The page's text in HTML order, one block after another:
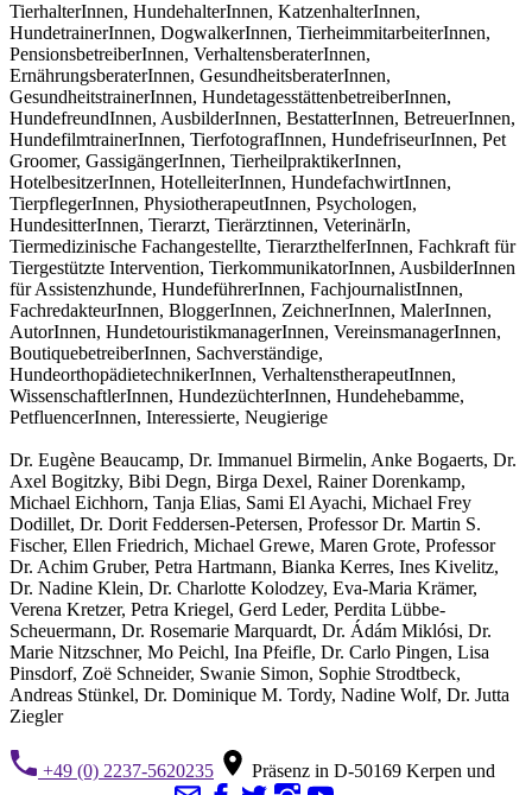
TierhalterInnen, HundehalterInnen, KatzenhalterInnen,
HundetrainerInnen, DogwalkerInnen, TierheimmitarbeiterInnen,
PensionsbetreiberInnen, VerhaltensberaterInnen,
ErnährungsberaterInnen, GesundheitsberaterInnen,
GesundheitstrainerInnen, HundetagesstättenbetreiberInnen,
HundefreundInnen, AusbilderInnen, BestatterInnen, BetreuerInnen,
HundefilmtrainerInnen, TierfotografInnen, HundefriseurInnen, Pet
Groomer, GassigängerInnen, TierheilpraktikerInnen,
HotelbesitzerInnen, HotelleiterInnen, HundefachwirtInnen,
TierpflegerInnen, PhysiotherapeutInnen, Psychologen,
HundesitterInnen, Tierarzt, Tierärztinnen, VeterinärIn,
Tiermedizinische Fachangestellte, TierarzthelferInnen, Fachkraft für
Tiergestützte Intervention, TierkommunikatorInnen, AusbilderInnen
für Assistenzhunde, HundeführerInnen, FachjournalistInnen,
FachredakteurInnen, BloggerInnen, ZeichnerInnen, MalerInnen,
AutorInnen, HundetouristikmanagerInnen, VereinsmanagerInnen,
BoutiquebetreiberInnen, Sachverständige,
HundeorthopädietechnikerInnen, VerhaltenstherapeutInnen,
WissenschaftlerInnen, HundezüchterInnen, Hundehebamme,
PetfluencerInnen, Interessierte, Neugierige
Dr. Eugène Beaucamp, Dr. Immanuel Birmelin, Anke Bogaerts, Dr.
Axel Bogitzky, Bibi Degn, Birga Dexel, Rainer Dorenkamp,
Michael Eichhorn, Tanja Elias, Sami El Ayachi, Michael Frey
Dodillet, Dr. Dorit Feddersen-Petersen, Professor Dr. Martin S.
Fischer, Ellen Friedrich, Michael Grewe, Maren Grote, Professor
Dr. Achim Gruber, Petra Hartmann, Bianka Kerres, Ines Kivelitz,
Dr. Nadine Klein, Dr. Charlotte Kolodzey, Eva-Maria Krämer,
Verena Kretzer, Petra Kriegel, Gerd Leder, Perdita Lübbe-
Scheuermann, Dr. Rosemarie Marquardt, Dr. Ádám Miklósi, Dr.
Marie Nitzschner, Mo Peichl, Ina Pfeifle, Dr. Carlo Pingen, Lisa
Pinsdorf, Zoë Schneider, Swanie Simon, Sophie Strodtbeck,
Andreas Stünkel, Dr. Dominique M. Tordy, Nadine Wolf, Dr. Jutta
Ziegler
+49 (0) 2237-5620235
Präsenz in D-50169 Kerpen und